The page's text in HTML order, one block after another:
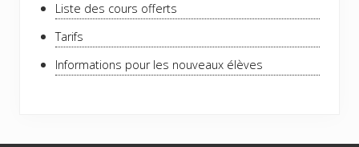
Liste des cours offerts
Tarifs
Informations pour les nouveaux élèves